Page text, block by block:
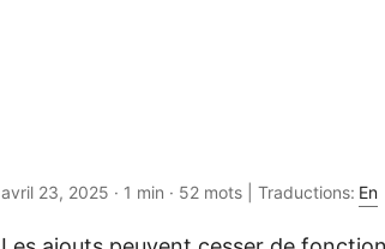
avril 23, 2025 · 1 min · 52 mots | Traductions: En